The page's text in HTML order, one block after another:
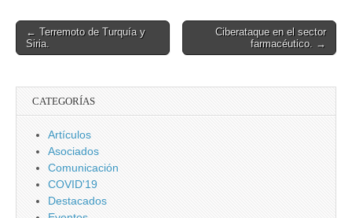
Post
navigation
← Terremoto de Turquía y
Siria.
Ciberataque en el sector
farmacéutico. →
CATEGORÍAS
Artículos
Asociados
Comunicación
COVID'19
Destacados